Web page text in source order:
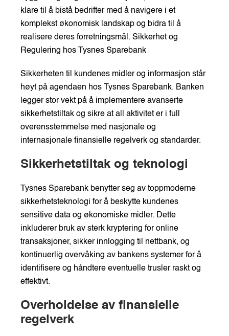
klare til å bistå bedrifter med å navigere i et
komplekst økonomisk landskap og bidra til å
realisere deres forretningsmål. Sikkerhet og
Regulering hos Tysnes Sparebank
Sikkerheten til kundenes midler og informasjon står
høyt på agendaen hos Tysnes Sparebank. Banken
legger stor vekt på å implementere avanserte
sikkerhetstiltak og sikre at all aktivitet er i full
overensstemmelse med nasjonale og
internasjonale finansielle regelverk og standarder.
Sikkerhetstiltak og teknologi
Tysnes Sparebank benytter seg av toppmoderne
sikkerhetsteknologi for å beskytte kundenes
sensitive data og økonomiske midler. Dette
inkluderer bruk av sterk kryptering for online
transaksjoner, sikker innlogging til nettbank, og
kontinuerlig overvåking av bankens systemer for å
identifisere og håndtere eventuelle trusler raskt og
effektivt.
Overholdelse av finansielle
regelverk